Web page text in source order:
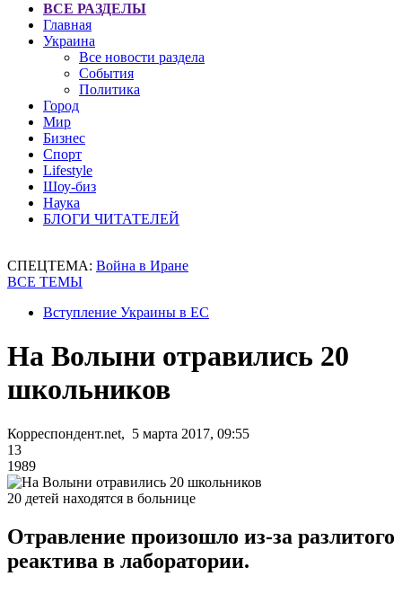
ВСЕ РАЗДЕЛЫ
Главная
Украина
Все новости раздела
События
Политика
Город
Мир
Бизнес
Спорт
Lifestyle
Шоу-биз
Наука
БЛОГИ ЧИТАТЕЛЕЙ
СПЕЦТЕМА: Война в Иране
ВСЕ ТЕМЫ
Вступление Украины в ЕС
На Волыни отравились 20
школьников
Корреспондент.net, 5 марта 2017, 09:55
13
1989
20 детей находятся в больнице
Отравление произошло из-за разлитого
реактива в лаборатории.